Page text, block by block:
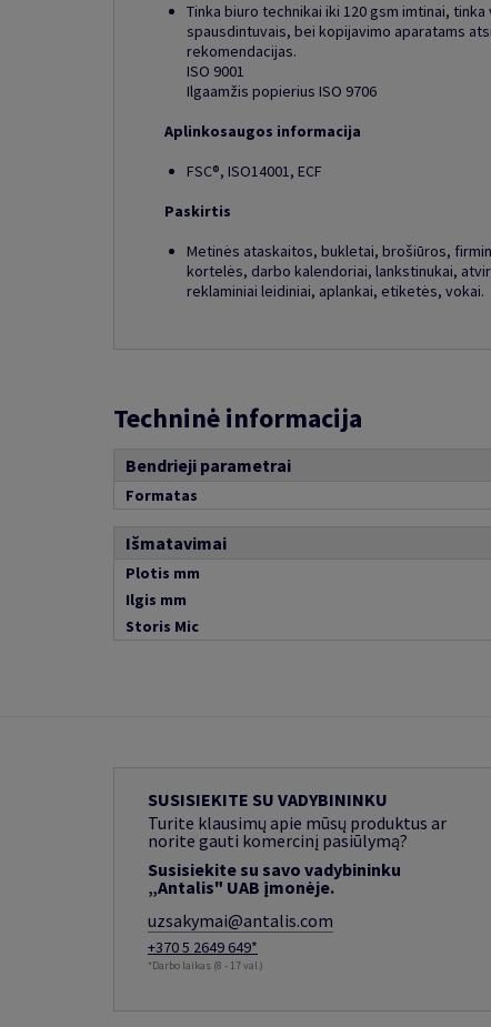
Tinka biuro technikai iki 120 gsm imtinai,
spausdintuvais, bei kopijavimo aparatams
rekomendacijas.
ISO 9001
Ilgaamžis popierius ISO 9706
Aplinkosaugos informacija
FSC®, ISO14001, ECF
Paskirtis
Metinės ataskaitos, bukletai, brošiūros,
kortelės, darbo kalendoriai, lankstinukai,
reklaminiai leidiniai, aplankai, etiketės, vokai.
Techninė informacija
Bendrieji parametrai
Formatas
Išmatavimai
Plotis mm
Ilgis mm
Storis Mic
SUSISIEKITE SU VADYBININKU
Turite klausimų apie mūsų produktus ar
norite gauti komercinį pasiūlymą?
Susisiekite su savo vadybininku
„Antalis" UAB įmonėje.
uzsakymai@antalis.com
+370 5 2649 649*
*Darbo laikas (8 - 17 val.)